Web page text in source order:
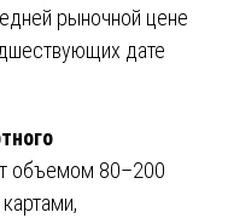
рыночной цене
дате
объемом 80–200